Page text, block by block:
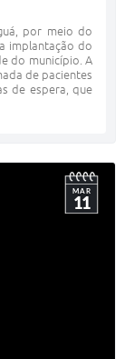
por meio do
implantação do
do município. A
de pacientes
de espera, que
MAR
11